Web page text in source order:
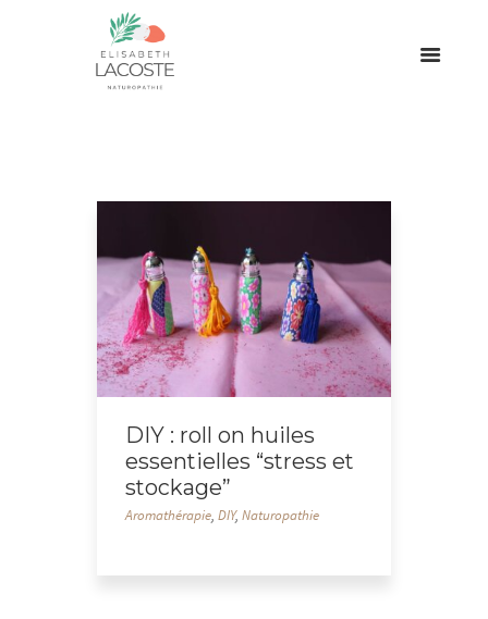
DIY : roll on huiles
essentielles “stress et
stockage”
Aromathérapie,DIY,Naturopathie